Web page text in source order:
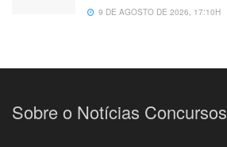
9 DE AGOSTO DE 2026, 17:10H
Sobre o Notícias Concursos